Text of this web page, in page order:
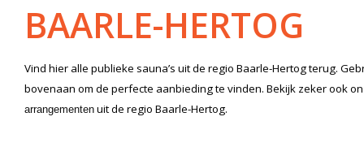
BAARLE-HERTOG
Vind hier alle publieke sauna’s uit de regio Baarle-Hertogterug.
bovenaan om de perfecte aanbieding te vinden. Bekijk zeker ook
arrangementen uit de regio Baarle-Hertog.